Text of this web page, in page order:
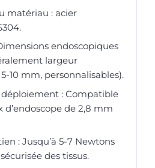
matériau : acier
endoscopiques
largeur
10 mm, personnalisables).
: Compatible
d’endoscope de 2,8 mm
: Jusqu’à 5-7 Newtons
des tissus.